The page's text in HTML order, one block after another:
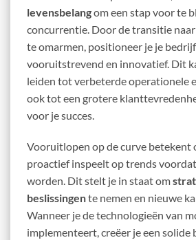
levensbelangom een stap voor te
concurrentie. Door de transitie naar
te omarmen, positioneer je je
vooruitstrevend en innovatief. Dit
leiden tot verbeterde operationele
ook tot een grotere
voor je succes.
Vooruitlopen op de curve betekent
proactief inspeelt op trends
worden. Dit stelt je in staat om
beslissingente nemen en nieuwe
Wanneer je de technologieën van
implementeert, creëer je een solide